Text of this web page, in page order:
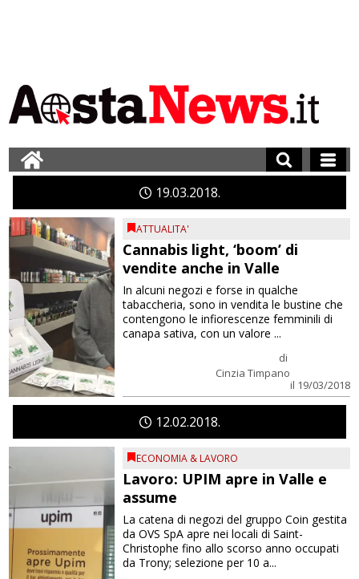
1903 2018
ATTUALITA'
Cannabis light, ‘boom’ di
vendite anche in Valle
di
Cinzia Timpano
il 19/03/2018
In alcuni negozi e forse in qualche
tabaccheria, sono in vendita le bustine che
contengono le infiorescenze femminili di
canapa sativa, con un valore ...
1202 2018
ECONOMIA & LAVORO
Lavoro: UPIM apre in Valle e
assume
La catena di negozi del gruppo Coin gestita
da OVS SpA apre nei locali di Saint-
Christophe fino allo scorso anno occupati
da Trony; selezione per 10 a...